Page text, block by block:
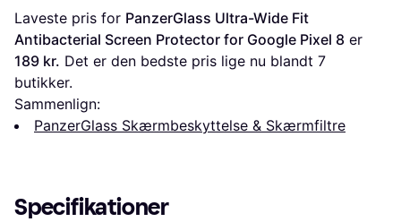
Laveste pris for PanzerGlass Ultra-Wide Fit
Antibacterial Screen Protector for Google Pixel 8
189 kr. Det er den bedste pris lige nu blandt 7
butikker.
Sammenlign:
PanzerGlass Skærmbeskyttelse & Skærmfiltre
Specifikationer